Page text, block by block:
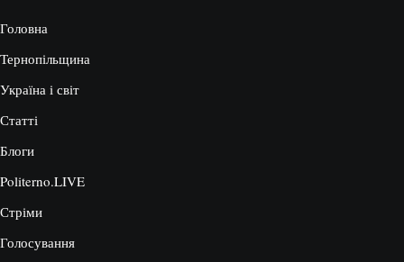
Головна
Тернопільщина
Україна і світ
Статті
Блоги
Politerno.LIVE
Стріми
Голосування